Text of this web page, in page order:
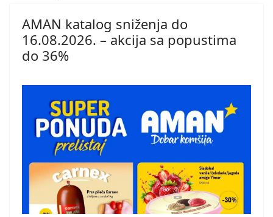
AMAN katalog sniženja do
16.08.2026. – akcija sa popustima
do 36%